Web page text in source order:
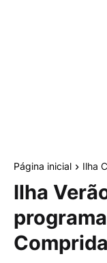
Página inicial Ilha
Ilha
Comprida